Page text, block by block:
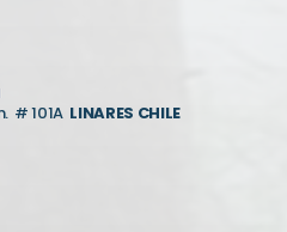
# 101A LINARES CHILE